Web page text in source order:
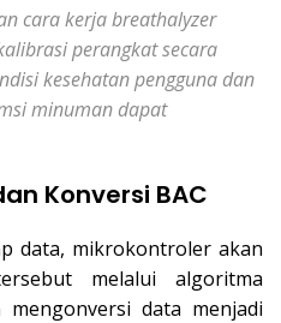
cara kerja breathalyzer
perangkatsecara
kesehatan pengguna dan
minuman dapat
Konversi BAC
data, mikrokontroler akan
melalui algoritma
mengonversi data menjadi